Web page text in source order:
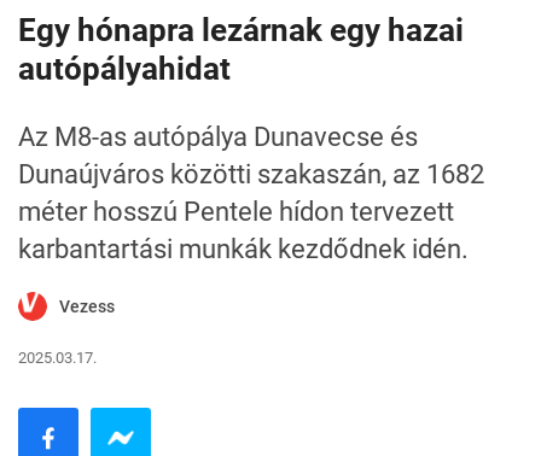
Egy hónapra lezárnak egy hazai
autópályahidat
Az M8-as autópálya Dunavecse és
Dunaújváros közötti szakaszán, az 1682
méter hosszú Pentele hídon tervezett
karbantartási munkák kezdődnek idén.
Vezess
2025.03.17.